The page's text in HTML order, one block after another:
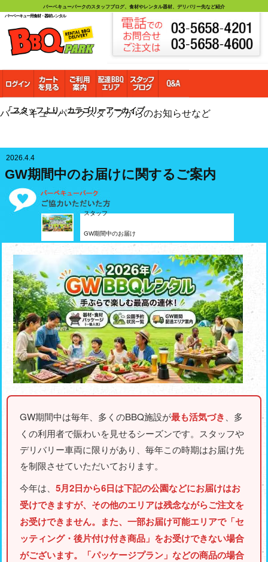
バーベキューパークのスタッフブログ、食材やレンタル器材、デリバリー先など紹介
バーベーキュー用食材・器材レンタル
「スタッフより」カテゴリーアーカイブ
バーベキューパークスタッフからのお知らせなど
2026.4.4
GW期間中のお届けに関するご案内
スタッフ
GW期間中のお届け
GW期間中は毎年、多くのBBQ施設が最も活気づき 、多
くの利用者で賑わいを見せるシーズンです。スタッフや
デリバリー車両に限りがあり、毎年この時期はお届け先
を制限させていただいております。
今年は、 5月2日から6日は下記の公園などにお届けはお
受けできますが、その他のエリアは残念ながらご注文を
お受けできません。また、一部お届け可能エリアで「セ
ッティング・後片付け付き商品」をお受けできない場合
がございます。「パッケージプラン」などの商品の場合